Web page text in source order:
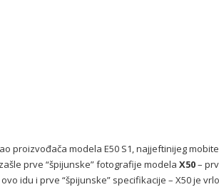
proizvođača modela E50 S1, najjeftinijeg
prve “špijunske” fotografije modela X50–
idu i prve “špijunske” specifikacije – X50 je